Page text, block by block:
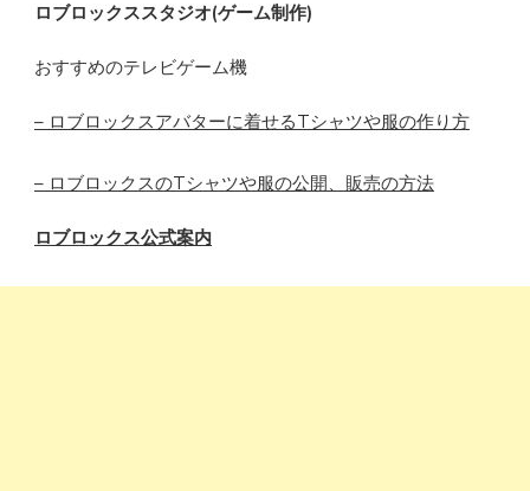
ロブロックススタジオ(ゲーム制作)
おすすめのテレビゲーム機
– ロブロックスアバターに着せるTシャツや服の作り方
– ロブロックスのTシャツや服の公開、販売の方法
ロブロックス公式案内